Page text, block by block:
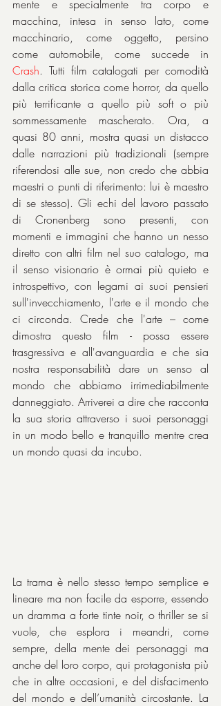
mente e specialmente tra corpo e
macchina, intesa in senso lato, come
macchinario, come oggetto, persino
Crash. Tutti film catalogati per comodità
dalla critica storica come horror, da quello
più terrificante a quello più soft o più
sommessamente mascherato. Ora, a
quasi 80 anni, mostra quasi un distacco
dalle narrazioni più tradizionali (sempre
riferendosi alle sue, non credo che abbia
maestri o punti di riferimento: lui è maestro
di se stesso). Gli echi del lavoro passato
di Cronenberg sono presenti, con
momenti e immagini che hanno un nesso
diretto con altri film nel suo catalogo, ma
il senso visionario è ormai più quieto e
introspettivo, con legami ai suoi pensieri
sull'invecchiamento, l'arte e il mondo che
ci circonda. Crede che l'arte – come
dimostra questo film - possa essere
trasgressiva e all'avanguardia e che sia
nostra responsabilità dare un senso al
mondo che abbiamo irrimediabilmente
danneggiato. Arriverei a dire che racconta
la sua storia attraverso i suoi personaggi
in un modo bello e tranquillo mentre crea
un mondo quasi da incubo.
La trama è nello stesso tempo semplice e
lineare ma non facile da esporre, essendo
un dramma a forte tinte noir, o thriller se si
vuole, che esplora i meandri, come
sempre, della mente dei personaggi ma
anche del loro corpo, qui protagonista più
che in altre occasioni, e del disfacimento